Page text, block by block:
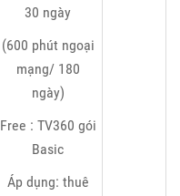
30 ngày
(600 phút ngoại
mạng/ 180
ngày)
Free : TV360 gói
Basic
Áp dụng: thuê